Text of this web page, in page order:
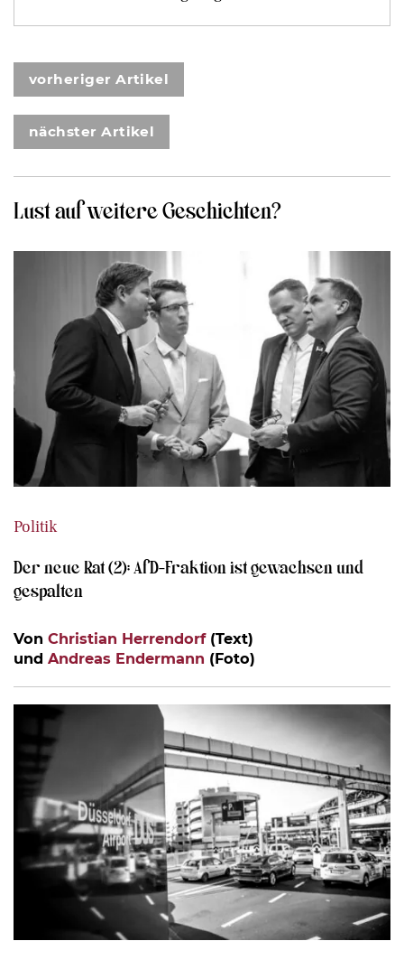
vorheriger Artikel
nächster Artikel
Lust auf weitere Geschichten?
Politik
Der neue Rat (2): AfD-Fraktion ist gewachsen und
gespalten
Von Christian Herrendorf(Text)
und Andreas Endermann (Foto)